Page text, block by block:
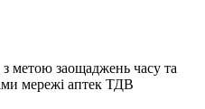
метою заощаджень часу та
мережі аптек ТДВ